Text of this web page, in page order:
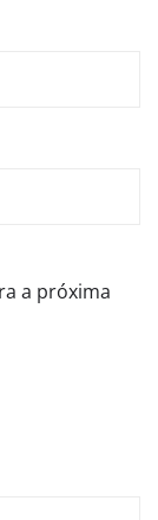
a próxima